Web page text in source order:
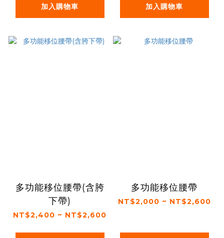
加入購物車 加入購物車
多功能移位腰帶(含胯
下帶)
NT$2,400 ~ NT$2,600
多功能移位腰帶
NT$2,000 ~ NT$2,600